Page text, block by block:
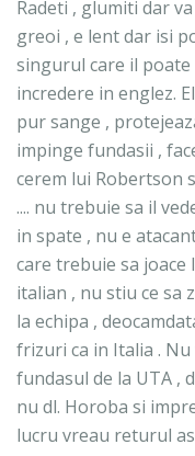
Radeti , glumiti dar
greoi , e lent dar isi
singurul care il poate
incredere in englez.
pur sange ,
impinge fundasii ,
cerem lui Robertson
.... nu trebuie sa il
in spate , nu e
care trebuie sa joace
italian , nu stiu ce sa
la echipa ,
frizuri ca in Italia . Nu
fundasul de la UTA ,
nu dl. Horoba si
lucru vreau returul